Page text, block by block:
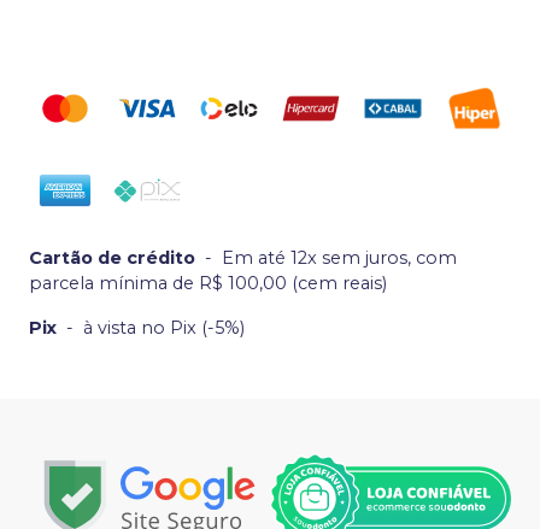
Cartão de crédito - Em até 12x sem juros, com
parcela mínima de R$ 100,00 (cem reais)
Pix - à vista no Pix (-5%)